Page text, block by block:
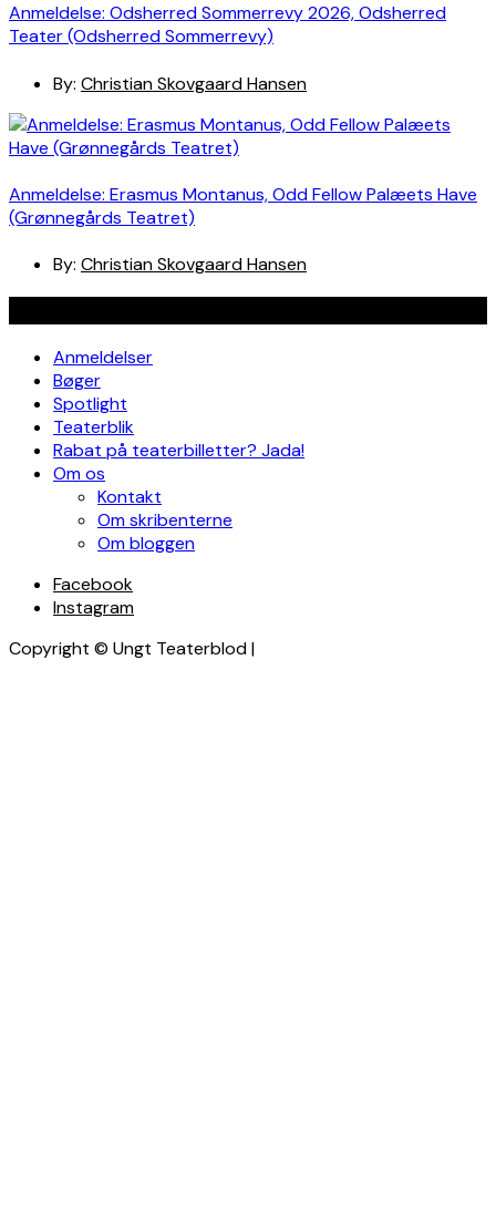
Anmeldelse: Odsherred Sommerrevy 2026, Odsherred
Teater (Odsherred Sommerrevy)
By: Christian Skovgaard Hansen
Anmeldelse: Erasmus Montanus, Odd Fellow Palæets Have
(Grønnegårds Teatret)
By: Christian Skovgaard Hansen
Anmeldelser
Bøger
Spotlight
Teaterblik
Rabat på teaterbilletter? Jada!
Om os
Kontakt
Om skribenterne
Om bloggen
Facebook
Instagram
Copyright © Ungt Teaterblod |